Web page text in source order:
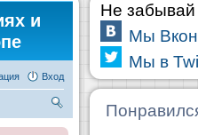
и
Вход
Не забывай
Мы
Мы в